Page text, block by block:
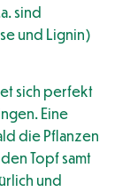
sind
und Lignin)
sich perfekt
Eine
die Pflanzen
Topf samt
und